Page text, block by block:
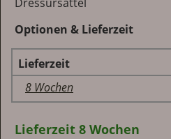
Dressursattel
Optionen & Lieferzeit
Lieferzeit
8 Wochen
Lieferzeit 8 Wochen